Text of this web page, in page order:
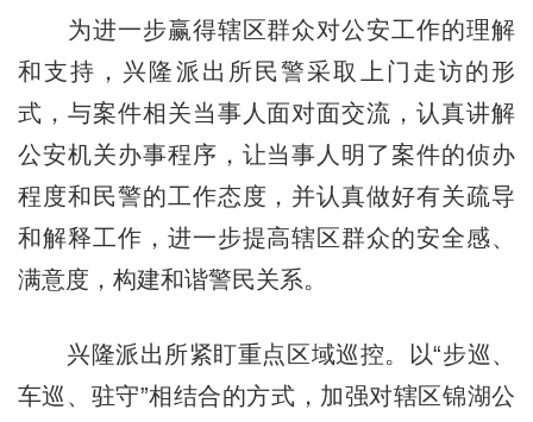
为进一步赢得辖区群众对公安工作的理解
和支持，兴隆派出所民警采取上门走访的形
式，与案件相关当事人面对面交流，认真讲解
公安机关办事程序，让当事人明了案件的侦办
程度和民警的工作态度，并认真做好有关疏导
和解释工作，进一步提高辖区群众的安全感、
满意度，构建和谐警民关系。
兴隆派出所紧盯重点区域巡控。以“步巡、
车巡、驻守”相结合的方式，加强对辖区锦湖公